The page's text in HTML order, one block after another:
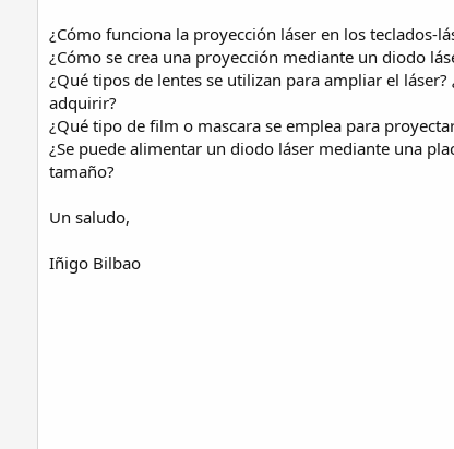
¿Cómo funciona la proyección láser en los teclados-
¿Cómo se crea una proyección mediante un diodo
¿Qué tipos de lentes se utilizan para ampliar el láser?
adquirir?
¿Qué tipo de film o mascara se emplea para
¿Se puede alimentar un diodo láser mediante una
tamaño?
Un saludo,
Iñigo Bilbao